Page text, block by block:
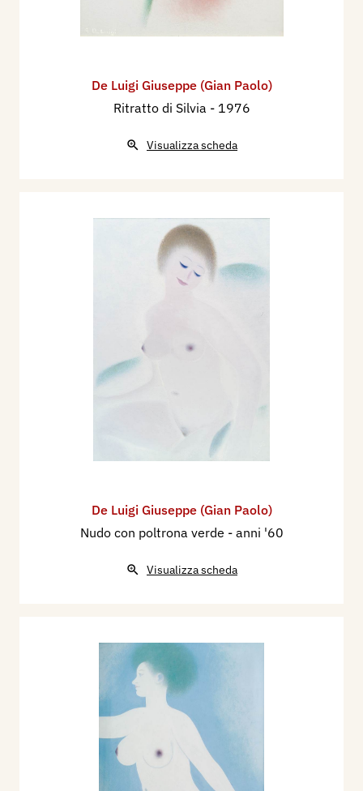
De Luigi Giuseppe (Gian Paolo)
Ritratto di Silvia - 1976
Visualizza scheda
De Luigi Giuseppe (Gian Paolo)
Nudo con poltrona verde - anni '60
Visualizza scheda